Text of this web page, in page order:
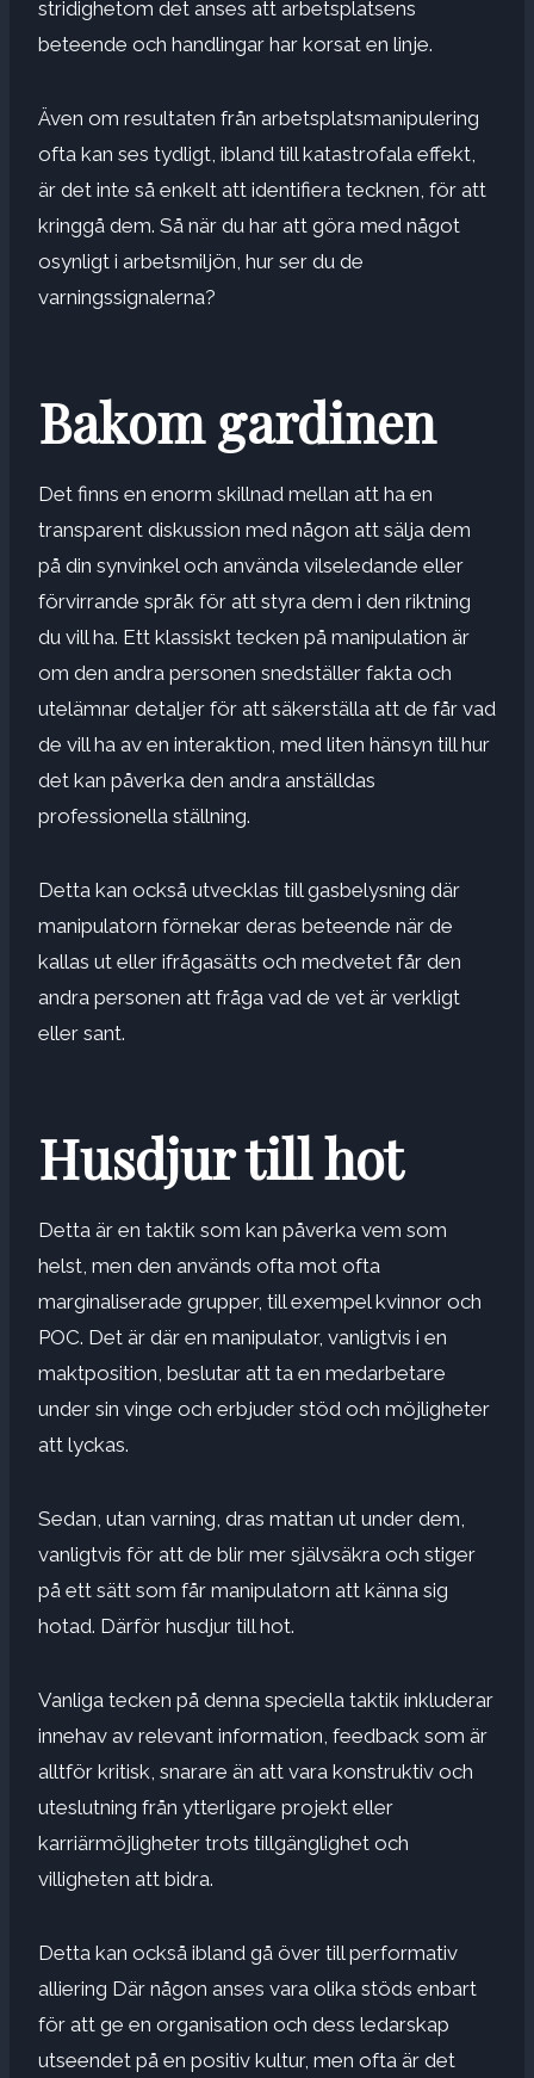
stridighetom det anses att arbetsplatsens
beteende och handlingar har korsat en linje.
Även om resultaten från arbetsplatsmanipulering
ofta kan ses tydligt, ibland till katastrofala effekt,
är det inte så enkelt att identifiera tecknen, för att
kringgå dem. Så när du har att göra med något
osynligt i arbetsmiljön, hur ser du de
varningssignalerna?
Bakom gardinen
Det finns en enorm skillnad mellan att ha en
transparent diskussion med någon att sälja dem
på din synvinkel och använda vilseledande eller
förvirrande språk för att styra dem i den riktning
du vill ha. Ett klassiskt tecken på manipulation är
om den andra personen snedställer fakta och
utelämnar detaljer för att säkerställa att de får vad
de vill ha av en interaktion, med liten hänsyn till hur
det kan påverka den andra anställdas
professionella ställning.
Detta kan också utvecklas till gasbelysning där
manipulatorn förnekar deras beteende när de
kallas ut eller ifrågasätts och medvetet får den
andra personen att fråga vad de vet är verkligt
eller sant.
Husdjur till hot
Detta är en taktik som kan påverka vem som
helst, men den används ofta mot ofta
marginaliserade grupper, till exempel kvinnor och
POC. Det är där en manipulator, vanligtvis i en
maktposition, beslutar att ta en medarbetare
under sin vinge och erbjuder stöd och möjligheter
att lyckas.
Sedan, utan varning, dras mattan ut under dem,
vanligtvis för att de blir mer självsäkra och stiger
på ett sätt som får manipulatorn att känna sig
hotad. Därför husdjur till hot.
Vanliga tecken på denna speciella taktik inkluderar
innehav av relevant information, feedback som är
alltför kritisk, snarare än att vara konstruktiv och
uteslutning från ytterligare projekt eller
karriärmöjligheter trots tillgänglighet och
villigheten att bidra.
Detta kan också ibland gå över till performativ
alliering Där någon anses vara olika stöds enbart
för att ge en organisation och dess ledarskap
utseendet på en positiv kultur, men ofta är det